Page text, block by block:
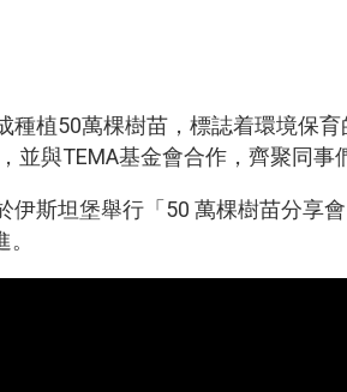
種植50萬棵樹苗，標誌着環境保
並與TEMA基金會合作，齊聚同事
斯坦堡舉行「50 萬棵樹苗分享